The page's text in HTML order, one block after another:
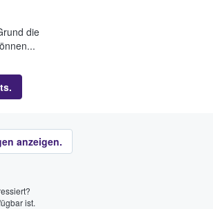
die
anzeigen.
ist.